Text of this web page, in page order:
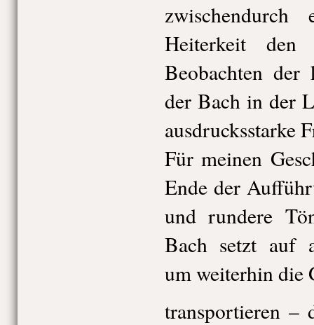
Heiterkeit den
Beobachten
der Bach in der
ausdrucksstarke
Für meinen
Ende der
und rundere
Bach setzt auf
um weiterhin die
transportieren –